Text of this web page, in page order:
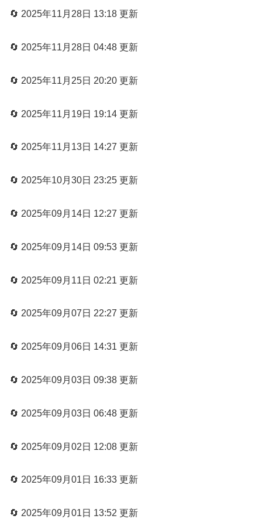
🔄 2025年11月28日 13:18 更新
🔄 2025年11月28日 04:48 更新
🔄 2025年11月25日 20:20 更新
🔄 2025年11月19日 19:14 更新
🔄 2025年11月13日 14:27 更新
🔄 2025年10月30日 23:25 更新
🔄 2025年09月14日 12:27 更新
🔄 2025年09月14日 09:53 更新
🔄 2025年09月11日 02:21 更新
🔄 2025年09月07日 22:27 更新
🔄 2025年09月06日 14:31 更新
🔄 2025年09月03日 09:38 更新
🔄 2025年09月03日 06:48 更新
🔄 2025年09月02日 12:08 更新
🔄 2025年09月01日 16:33 更新
🔄 2025年09月01日 13:52 更新